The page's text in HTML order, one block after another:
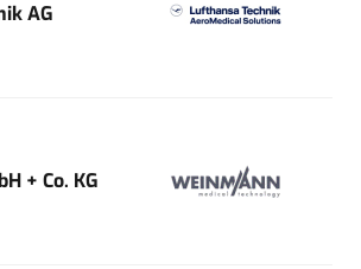
AG
+ Co. KG